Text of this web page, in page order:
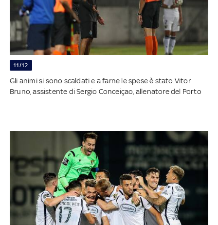
11/12
Gli animi si sono scaldati e a farne le spese è stato Vitor
Bruno, assistente di Sergio Conceiçao, allenatore del Porto